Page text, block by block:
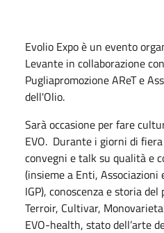
Evolio Expo è un evento
Levante in collaborazione
Pugliapromozione AReT e
dell'Olio.
Sarà occasione per fare
EVO. Durante i giorni di
convegni e talk su qualità e
(insieme a Enti,
IGP), conoscenza e storia del
Terroir, Cultivar,
EVO-health, stato dell’arte